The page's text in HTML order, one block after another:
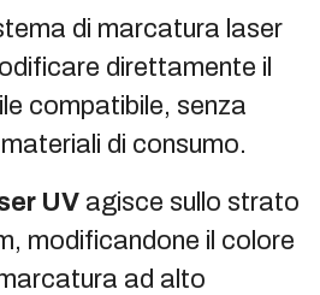
di marcatura laser
direttamente il
compatibile, senza
di consumo.
UV agisce sullo strato
modificandone il colore
ad alto